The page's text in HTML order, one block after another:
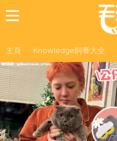
主頁 Knowledge飼養大全